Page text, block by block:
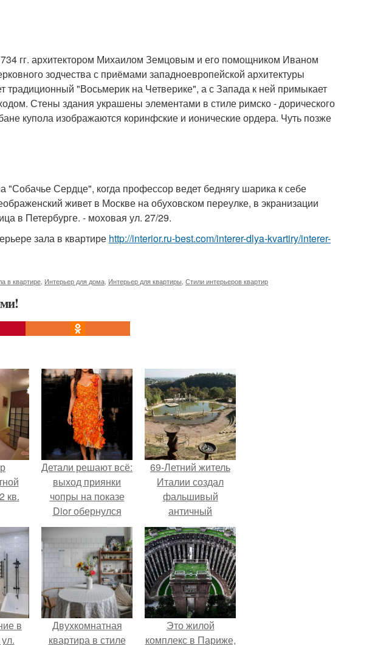
гг. архитектором Михаилом Земцовым и его помощником Иваном
зодчества с приёмами западноевропейской архитектуры
традиционный "Восьмерик на Четверике", а с Запада к ней примыкает
Стены здания украшены элементами в стиле римско - дорического
купола изображаются коринфские и ионические ордера. Чуть позже
Сердце", когда профессор ведет беднягу шарика к себе
живет в Москве на обуховском переулке, в экранизации
в Петербурге. - моховая ул. 27/29.
зала в квартире http://interior.ru-best.com/interer-dlya-kvartiry/interer-
в квартире Интерьер для дома Интерьер для квартиры Стили интерьеров квартир
кв.
Детали решают всё:
выход приянки
чопры на показе
Dior обернулся
шквалом критики
из-за небрежного
пошива.
69-Летний житель
Италии создал
фальшивый
античный
амфитеатр и
долгое время
успешно выдавал
его за настоящее
историческое
наследие.
в
Двухкомнатная
квартира в стиле
Это жилой
комплекс в Париже,